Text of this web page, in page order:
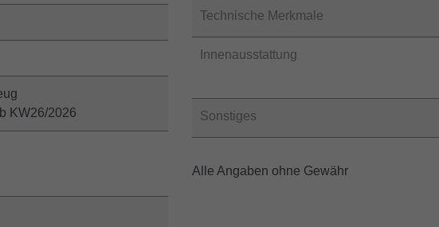
KW26/2026
Technische Merkmale
Innenausstattung
Sonstiges
Alle Angaben ohne Gewähr